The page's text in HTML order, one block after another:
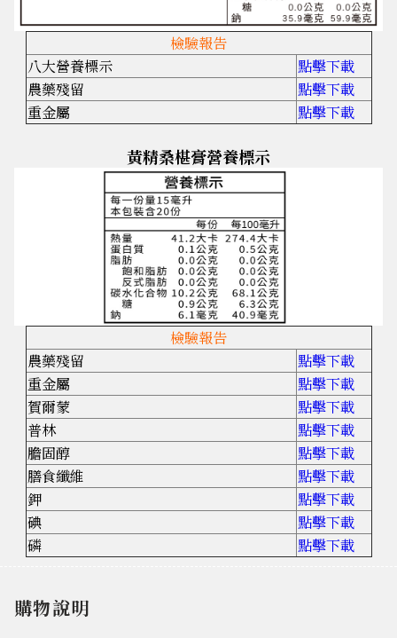
檢驗報告
八大營養標示
點擊下載
農藥殘留
點擊下載
重金屬
點擊下載
黃精桑椹膏營養標示
檢驗報告
農藥殘留
點擊下載
重金屬
點擊下載
賀爾蒙
點擊下載
普林
點擊下載
膽固醇
點擊下載
膳食纖維
點擊下載
鉀
點擊下載
碘
點擊下載
磷
點擊下載
購物說明